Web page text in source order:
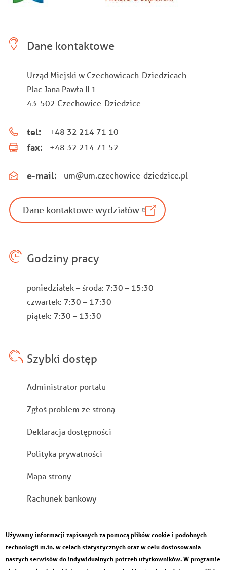
Dane kontaktowe
Urząd Miejski w Czechowicach-Dziedzicach
Plac Jana Pawła II 1
43-502 Czechowice-Dziedzice
tel: +48 32 214 71 10
fax: +48 32 214 71 52
e-mail: um@um.czechowice-dziedzice.pl
Dane kontaktowe wydziałów
Godziny pracy
poniedziałek – środa: 7:30 – 15:30
czwartek: 7:30 – 17:30
piątek: 7:30 – 13:30
Szybki dostęp
Stopka
Administrator portalu
Zgłoś problem ze stroną
Deklaracja dostępności
Polityka prywatności
Mapa strony
Rachunek bankowy
Używamy informacji zapisanych za pomocą plików cookie i podobnych
technologii m.in. w celach statystycznych oraz w celu dostosowania
naszych serwisów do indywidualnych potrzeb użytkowników. W programie